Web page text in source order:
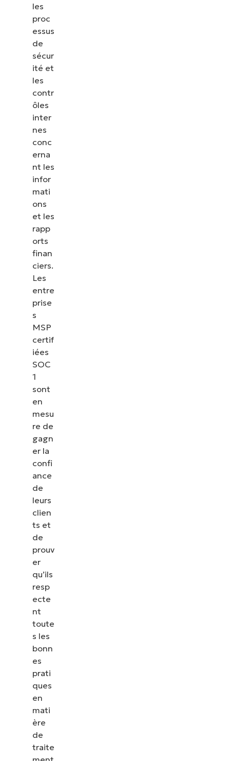
les
proc
essus
de
sécur
ité et
les
contr
ôles
inter
nes
conc
erna
nt les
infor
mati
ons
et les
rapp
orts
finan
ciers.
Les
entre
prise
s
MSP
certif
iées
SOC
1
sont
en
mesu
re de
gagn
er la
confi
ance
de
leurs
clien
ts et
de
prouv
er
qu’ils
resp
ecte
nt
toute
s les
bonn
es
prati
ques
en
mati
ère
de
traite